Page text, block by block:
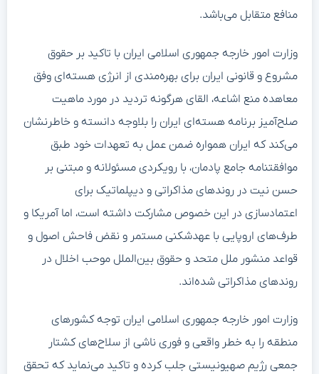
منافع متقابل می‌باشد.
وزارت امور خارجه جمهوری اسلامی ایران با تاکید بر حقوق
مشروع و قانونی ایران برای بهره‌مندی از انرژی هسته‌ای وفق
معاهده منع اشاعه، القای هرگونه تردید در مورد ماهیت
صلح‌آمیز برنامه هسته‌ای ایران را بلاوجه دانسته و خاطرنشان
می‌کند که ایران همواره ضمن عمل به تعهدات خود طبق
موافقتنامه جامع پادمان، با رویکردی مسئولانه و مبتنی بر
حسن نیت در روندهای مذاکراتی و دیپلماتیک برای
اعتمادسازی در این خصوص مشارکت داشته است، اما آمریکا و
طرف‌های اروپایی با عهدشکنی مستمر و نقض فاحش اصول و
قواعد منشور ملل متحد و حقوق بین‌الملل موحب اخلال در
روندهای مذاکراتی شده‌اند.
وزارت امور خارجه جمهوری اسلامی ایران توجه کشورهای
منطقه را به خطر واقعی و فوری ناشی از سلاح‌های کشتار
جمعی رژیم صهیونیستی جلب کرده و تاکید می‌نماید که تحقق